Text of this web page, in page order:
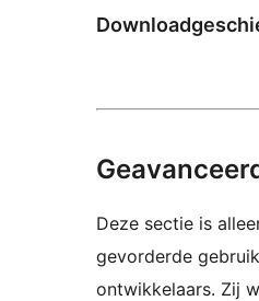
Deze sectie is
gevorderde
ontwikkelaars. Zij